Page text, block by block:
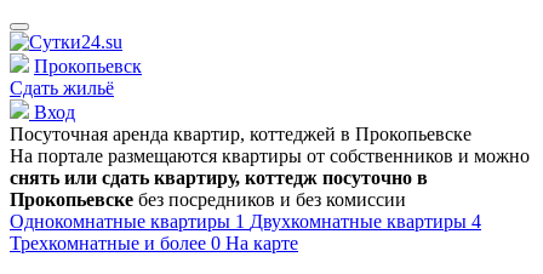
Прокопьевск
Сдать жильё
Вход
Посуточная аренда квартир, коттеджей в Прокопьевске
На портале размещаются квартиры от собственников и можно
снять или сдать квартиру, коттедж посуточно в
Прокопьевске без посредников и без комиссии
Однокомнатные квартиры 1 Двухкомнатные квартиры 4
Трехкомнатные и более 0 На карте